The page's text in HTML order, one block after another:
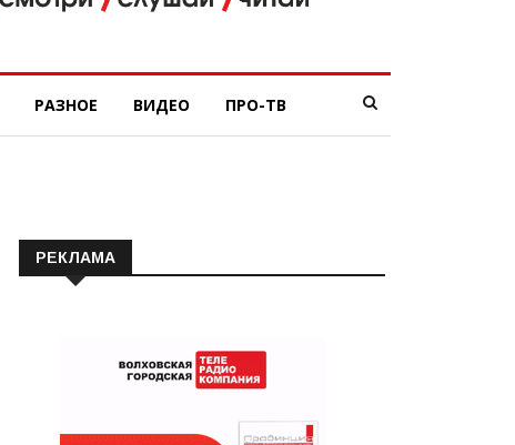
РАЗНОЕ ВИДЕО ПРО-ТВ
РЕКЛАМА